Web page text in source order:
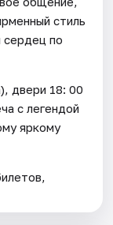
стиль
сердец по
двери 18: 00
с легендой
яркому